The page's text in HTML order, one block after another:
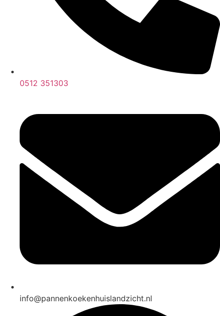
0512 351303
info@pannenkoekenhuislandzicht.nl